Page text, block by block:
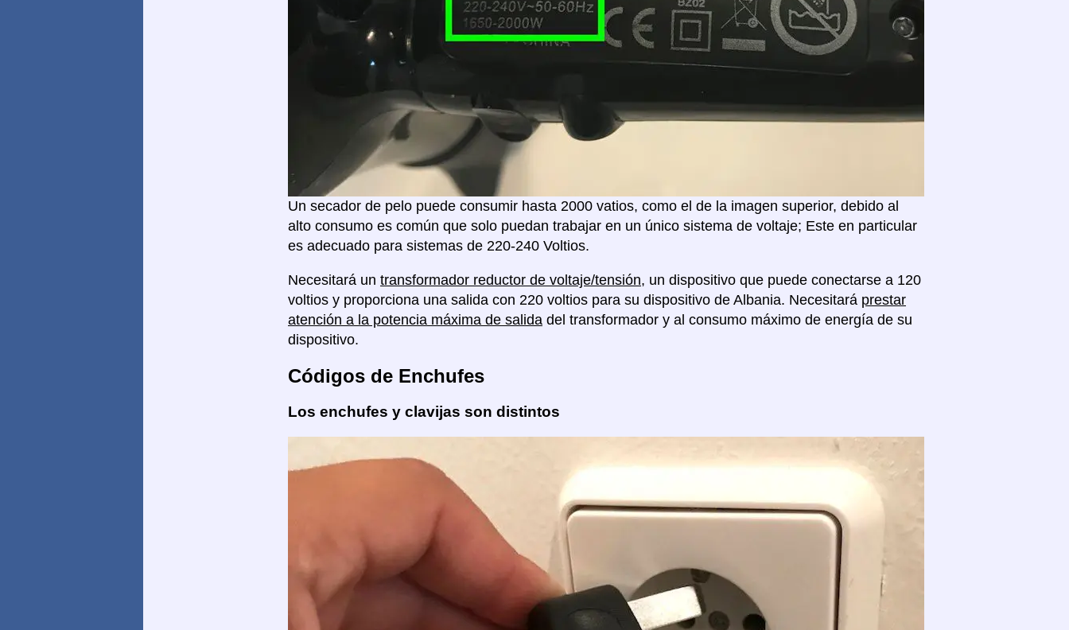
Un secador de pelo puede consumir hasta 2000 vatios, como el de la imagen superior, debido al
alto consumo es común que solo puedan trabajar en un único sistema de voltaje; Este en particular
es adecuado para sistemas de 220-240 Voltios.
Necesitará un transformador reductor de voltaje/tensión, un dispositivo que puede conectarse a 120
voltios y proporciona una salida con 220 voltios para su dispositivo de Albania. Necesitará prestar
atención a la potencia máxima de salida del transformador y al consumo máximo de energía de su
dispositivo.
Códigos de Enchufes
Los enchufes y clavijas son distintos